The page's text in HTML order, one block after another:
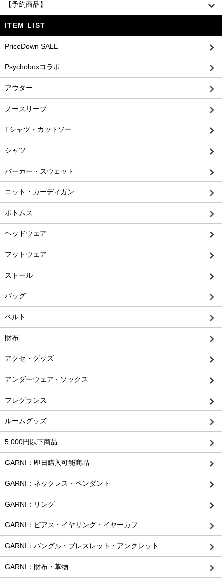
【予約商品】
ITEM LIST
PriceDown SALE
Psychoboxコラボ
アウター
ノースリーブ
Tシャツ・カットソー
シャツ
パーカー・スウェット
ニット・カーディガン
ボトムス
ヘッドウェア
フットウェア
ストール
バッグ
ベルト
財布
アクセ・グッズ
アンダーウェア・ソックス
フレグランス
ルームグッズ
5,000円以下商品
GARNI：即日購入可能商品
GARNI：ネックレス・ペンダント
GARNI：リング
GARNI：ピアス・イヤリング・イヤーカフ
GARNI：バングル・ブレスレット・アンクレット
GARNI：財布・革物